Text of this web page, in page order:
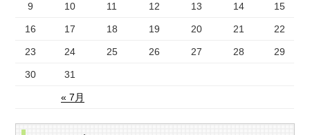
« 7月
9 10 11 12 13 14 15
16 17 18 19 20 21 22
23 24 25 26 27 28 29
30 31